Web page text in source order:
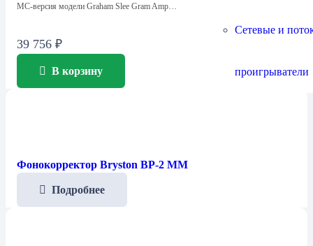
Сетевые и
проигрыватели
МС-версия модели Graham Slee Gram Amp…
39 756 ₽
В корзину
Фонокорректор Bryston BP-2 MM
Подробнее